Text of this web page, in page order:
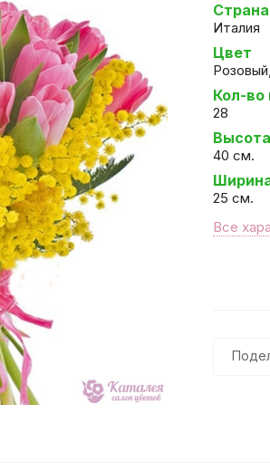
Италия
Цвет
Кол-во
28
40 см.
25 см.
Все